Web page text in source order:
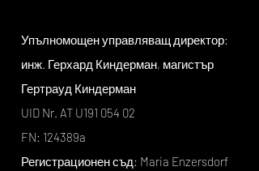
Упълномощен управляващ директор:
инж. Герхард Киндерман, магистър
Гертрауд Киндерман
UID Nr. AT U191 054 02
FN: 124389a
Регистрационен съд: Maria Enzersdorf